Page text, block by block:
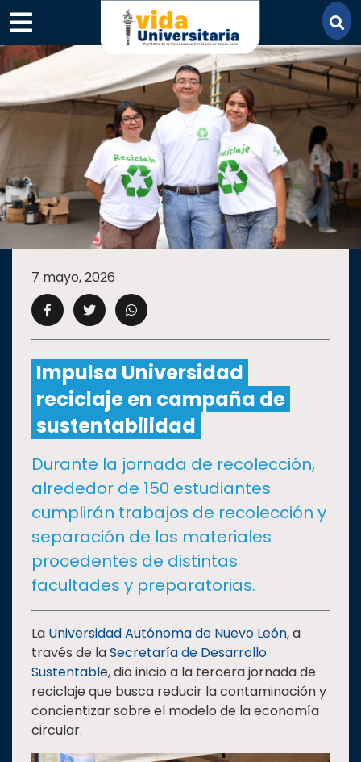
×
SECCIONES
ACADEMIA
CAMPUS UANL
CULTURA
DEPORTES
I+D+IEXPERTOS
SALUD
SUSTENTABILIDAD
TEMAS
Oferta
educativa
7 mayo, 2026
Impulsa Universidad
reciclaje en campaña de
sustentabilidad
Durante la jornada de recolección,
alrededor de 150 estudiantes
cumplirán trabajos de recolección y
separación de los materiales
procedentes de distintas
facultades y preparatorias.
La Universidad Autónoma de Nuevo León, a
través de laSecretaría de Desarrollo
Sustentable, dio inicio a la tercera jornada de
reciclaje que busca reducir la contaminación y
concientizar sobre el modelo de la economía
circular.